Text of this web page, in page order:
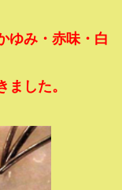
ゆみ・赤味・白
した。